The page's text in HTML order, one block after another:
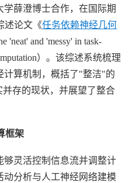
薛澄博士合作，在国际期
述论文《任务依赖神经几何
'neat' and 'messy' in task-
）。该综述系统梳理
计算机制，概括了"整洁"的
并存的现状，并展望了整合
框架
够灵活控制信息流并调整计
分析与人工神经网络建模